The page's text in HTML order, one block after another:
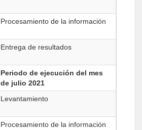
Procesamiento de la información
Entrega de resultados
Periodo de ejecución del mes
de julio 2021
Levantamiento
Procesamiento de la información